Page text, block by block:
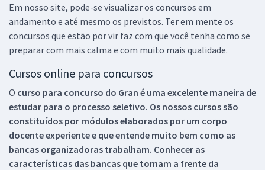
Em nosso site, pode-se visualizar os concursos em
andamento e até mesmo os previstos. Ter em mente os
concursos que estão por vir faz com que você tenha como se
preparar com mais calma e com muito mais qualidade.
Cursos online para concursos
O curso para concurso do Gran é uma excelente maneira de
estudar para o processo seletivo. Os nossos cursos são
constituídos por módulos elaborados por um corpo
docente experiente e que entende muito bem como as
bancas organizadoras trabalham. Conhecer as
características das bancas que tomam a frente da